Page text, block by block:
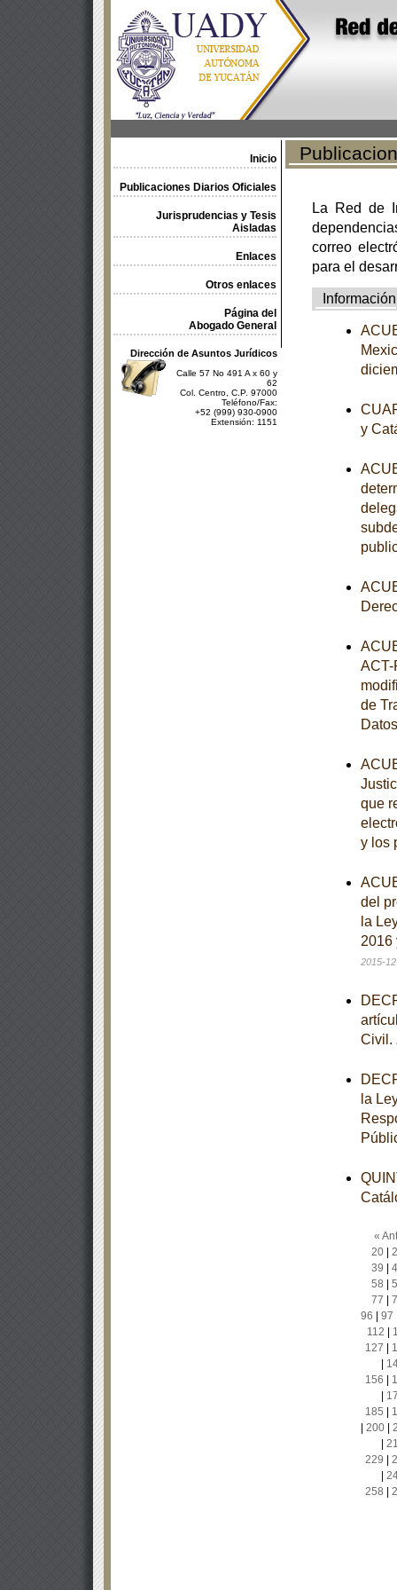
Inicio
Publicaciones Diarios Oficiales
Jurisprudencias y Tesis
Aisladas
Enlaces
Otros enlaces
Página del
Abogado General
Dirección de Asuntos Jurídicos
Calle 57 No 491 A x 60 y
62
Col. Centro, C.P. 97000
Teléfono/Fax:
+52 (999) 930-0900
Extensión: 1151
La Red de
correo
para el
Información
y
ACT-
de
que
y los
del
la
2016
2015-
Civil.
la
«
20|
39
58
77
96
97
112
127
156
185
200|
229
258